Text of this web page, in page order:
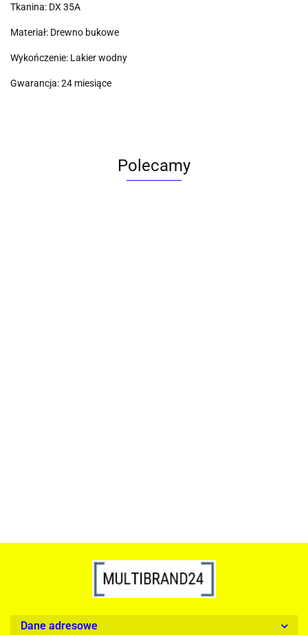
Tkanina: DX 35A
Materiał: Drewno bukowe
Wykończenie: Lakier wodny
Gwarancja: 24 miesiące
Polecamy
Dane adresowe